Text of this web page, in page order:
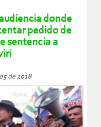
donde
pedido de
sentencia a
de 2018